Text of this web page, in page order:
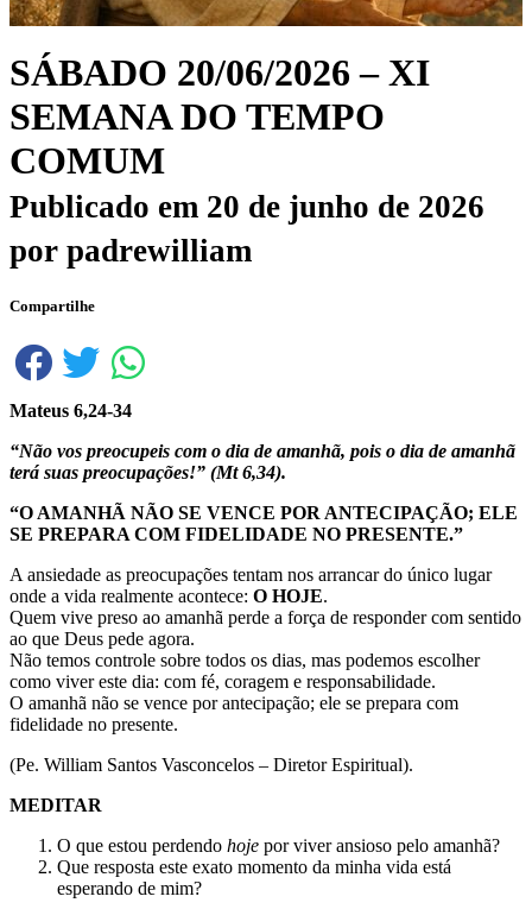
SÁBADO 20/06/2026 – XI
SEMANA DO TEMPO
COMUM
Publicado em 20 de junho de 2026
por padrewilliam
Compartilhe
Mateus 6,24-34
“Não vos preocupeis com o dia de amanhã, pois o dia de amanhã
terá suas preocupações!” (Mt 6,34).
“O AMANHÃ NÃO SE VENCE POR ANTECIPAÇÃO; ELE
SE PREPARA COM FIDELIDADE NO PRESENTE.”
A ansiedade as preocupações tentam nos arrancar do único lugar
onde a vida realmente acontece: O HOJE.
Quem vive preso ao amanhã perde a força de responder com sentido
ao que Deus pede agora.
Não temos controle sobre todos os dias, mas podemos escolher
como viver este dia: com fé, coragem e responsabilidade.
O amanhã não se vence por antecipação; ele se prepara com
fidelidade no presente.
(Pe. William Santos Vasconcelos – Diretor Espiritual).
MEDITAR
O que estou perdendo hoje por viver ansioso pelo amanhã?
Que resposta este exato momento da minha vida está
esperando de mim?